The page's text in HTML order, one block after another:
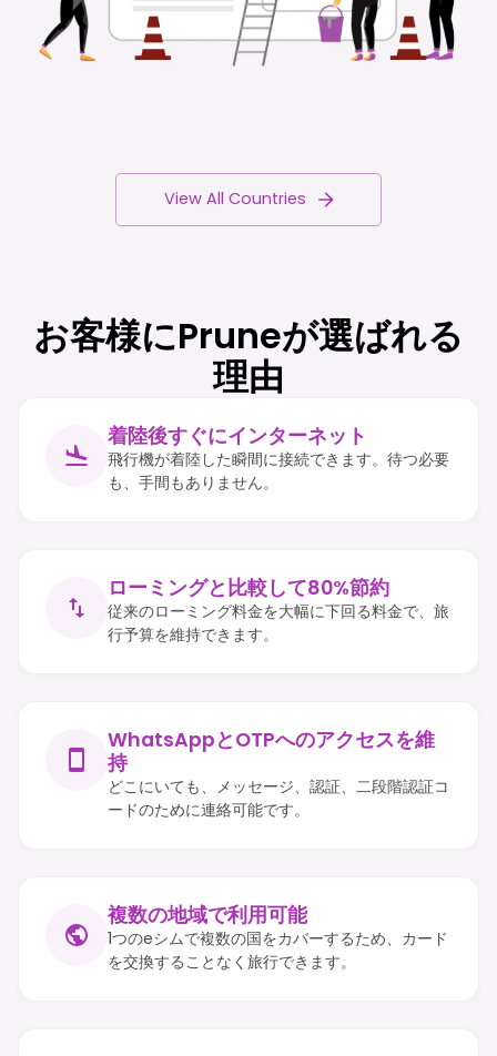
View All Countries
お客様にPruneが選ばれる
理由
着陸後すぐにインターネット
飛行機が着陸した瞬間に接続できます。待つ必要
も、手間もありません。
ローミングと比較して80%節約
従来のローミング料金を大幅に下回る料金で、旅
行予算を維持できます。
WhatsAppとOTPへのアクセスを維
持
どこにいても、メッセージ、認証、二段階認証コ
ードのために連絡可能です。
複数の地域で利用可能
1つのeシムで複数の国をカバーするため、カード
を交換することなく旅行できます。